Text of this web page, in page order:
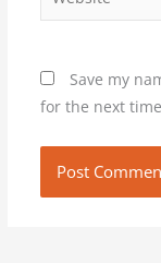
Save my
for the next